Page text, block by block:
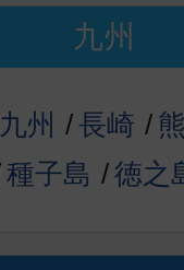
九州
州 長崎
種子島 徳之